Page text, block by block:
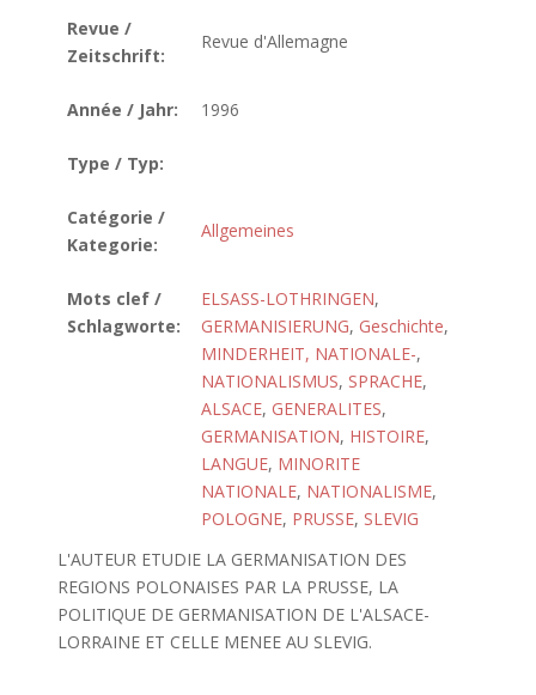
Revue /
Zeitschrift:
Revue d'Allemagne
Année / Jahr: 1996
Type / Typ:
Catégorie /
Kategorie:
Allgemeines
Mots clef /
Schlagworte:
ELSASS-LOTHRINGEN,
GERMANISIERUNG, Geschichte,
MINDERHEIT, NATIONALE-,
NATIONALISMUS, SPRACHE,
ALSACE, GENERALITES,
GERMANISATION, HISTOIRE,
LANGUE, MINORITE
NATIONALE, NATIONALISME,
POLOGNE, PRUSSE, SLEVIG
L'AUTEUR ETUDIE LA GERMANISATION DES
REGIONS POLONAISES PAR LA PRUSSE, LA
POLITIQUE DE GERMANISATION DE L'ALSACE-
LORRAINE ET CELLE MENEE AU SLEVIG.